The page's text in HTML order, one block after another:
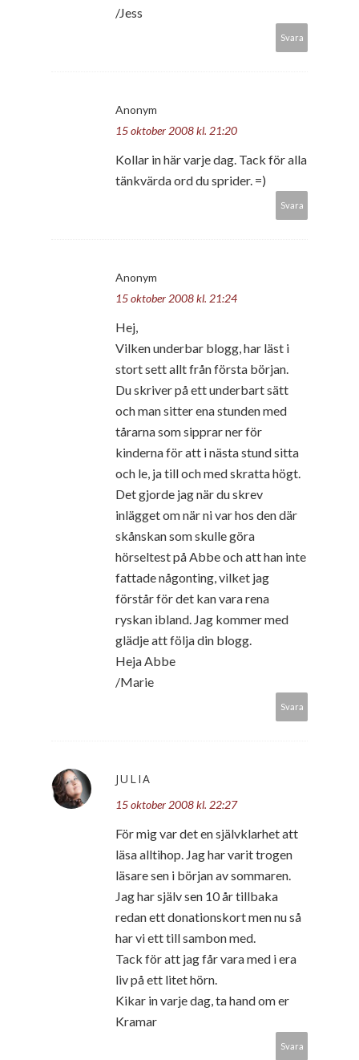
/Jess
Svara
Anonym
15 oktober 2008 kl. 21:20
Kollar in här varje dag. Tack för alla
tänkvärda ord du sprider. =)
Svara
Anonym
15 oktober 2008 kl. 21:24
Hej,
Vilken underbar blogg, har läst i
stort sett allt från första början.
Du skriver på ett underbart sätt
och man sitter ena stunden med
tårarna som sipprar ner för
kinderna för att i nästa stund sitta
och le, ja till och med skratta högt.
Det gjorde jag när du skrev
inlägget om när ni var hos den där
skånskan som skulle göra
hörseltest på Abbe och att han inte
fattade någonting, vilket jag
förstår för det kan vara rena
ryskan ibland. Jag kommer med
glädje att följa din blogg.
Heja Abbe
/Marie
Svara
JULIA
15 oktober 2008 kl. 22:27
För mig var det en självklarhet att
läsa alltihop. Jag har varit trogen
läsare sen i början av sommaren.
Jag har själv sen 10 år tillbaka
redan ett donationskort men nu så
har vi ett till sambon med.
Tack för att jag får vara med i era
liv på ett litet hörn.
Kikar in varje dag, ta hand om er
Kramar
Svara